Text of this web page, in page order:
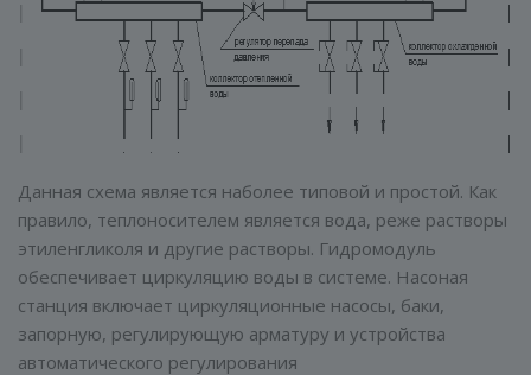
Данная схема является наболее типовой и простой. Как
правило, теплоносителем является вода, реже растворы
этиленгликоля и другие растворы. Гидромодуль
обеспечивает циркуляцию воды в системе. Насоная
станция включает циркуляционные насосы, баки,
запорную, регулирующую арматуру и устройства
автоматического регулирования